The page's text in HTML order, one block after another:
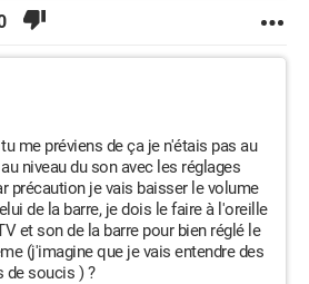
me préviens de ça je n'étais pas au
niveau du son avec les réglages
précaution je vais baisser le volume
de la barre, je dois le faire à l'oreille
et son de la barre pour bien réglé le
(j'imagine que je vais entendre des
de soucis ) ?